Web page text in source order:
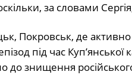
за словами
Покровськ, де
під час Куп’янської
до знищення